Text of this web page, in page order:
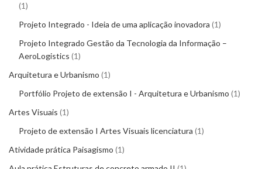
1
Projeto Integrado - Ideia de uma aplicação inovadora 1
Projeto Integrado Gestão da Tecnologia da Informação –
AeroLogistics 1
Arquitetura e Urbanismo 1
Portfólio Projeto de extensão I - Arquitetura e Urbanismo 1
Artes Visuais 1
Projeto de extensão I Artes Visuais licenciatura 1
Atividade prática Paisagismo 1